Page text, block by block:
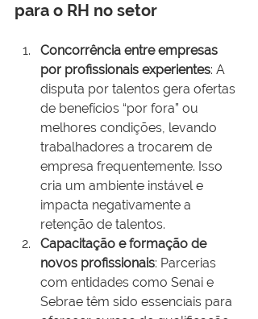
para o RH no setor
Concorrência entre empresas
por profissionais experientes: A
disputa por talentos gera ofertas
de benefícios “por fora” ou
melhores condições, levando
trabalhadores a trocarem de
empresa frequentemente. Isso
cria um ambiente instável e
impacta negativamente a
retenção de talentos.
Capacitação e formação de
novos profissionais: Parcerias
com entidades como Senai e
Sebrae têm sido essenciais para